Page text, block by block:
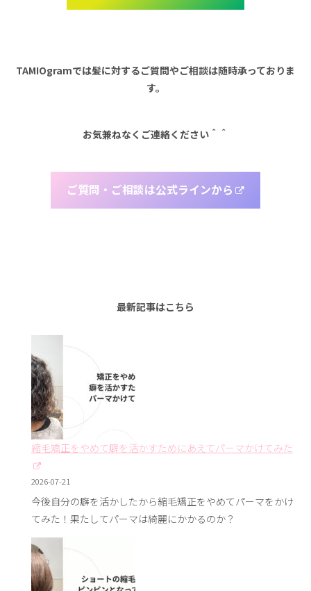
TAMIOgramでは髪に対するご質問やご相談は随時承っておりま
す。
お気兼ねなくご連絡ください＾＾
ご質問・ご相談は公式ラインから
最新記事はこちら
縮毛矯正をやめて癖を活かすためにあえてパーマかけてみた
2026-07-21
今後自分の癖を活かしたから縮毛矯正をやめてパーマをかけ
てみた！果たしてパーマは綺麗にかかるのか？